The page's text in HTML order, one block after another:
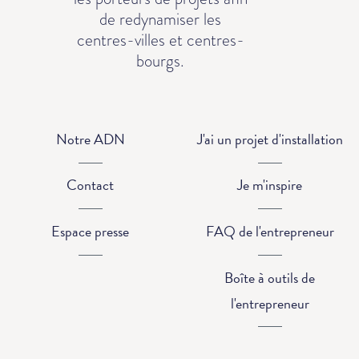
de redynamiser les
centres-villes et centres-
bourgs.
Notre ADN
Contact
Espace presse
J'ai un projet d'installation
Je m'inspire
FAQ de l'entrepreneur
Boîte à outils de
l'entrepreneur